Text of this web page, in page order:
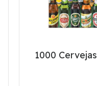
1000 Cervejas